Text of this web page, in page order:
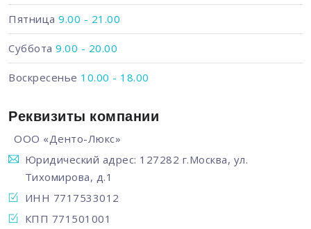
Пятница 9.00 - 21.00
Суббота 9.00 - 20.00
Воскресенье 10.00 - 18.00
Реквизиты компании
ООО «Денто-Люкс»
Юридический адрес: 127282 г.Москва, ул.
Тихомирова, д.1
ИНН 7717533012
КПП 771501001